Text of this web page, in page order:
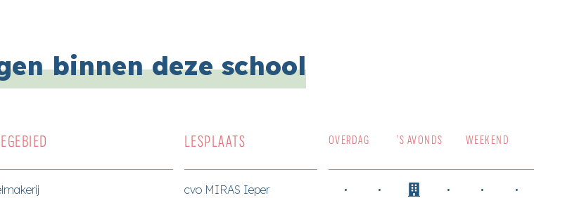
binnen deze school
LESPLAATS OVERDAG ’S AVONDS WEEKEND
cvo MIRAS Ieper